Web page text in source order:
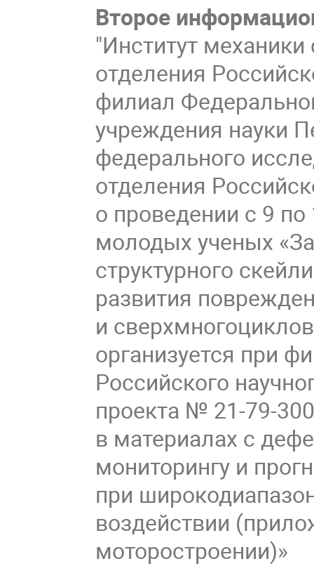
Второе
"Институт
отделения
филиал
учреждения науки
федерального
отделения
о проведении с 9
молодых ученых
структурного
развития
и
организуется при
Российского
проекта № 21-79-
в материалах с
мониторингу и
при
воздействии
моторостроении)»